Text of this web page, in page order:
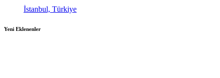
İstanbul, Türkiye
Yeni Eklenenler